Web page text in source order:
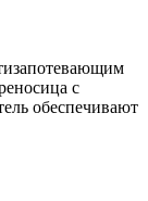
с
обеспечивают